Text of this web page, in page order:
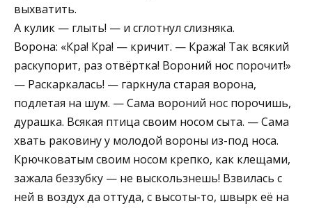
выхватить.
А кулик — глыть! — и сглотнул слизняка.
Ворона: «Кра! Кра! — кричит. — Кража! Так всякий
раскупорит, раз отвёртка! Вороний нос порочит!»
— Раскаркалась! — гаркнула старая ворона,
подлетая на шум. — Сама вороний нос порочишь,
дурашка. Всякая птица своим носом сыта. — Сама
хвать раковину у молодой вороны из-под носа.
Крючковатым своим носом крепко, как клещами,
зажала беззубку — не выскользнешь! Взвилась с
ней в воздух да оттуда, с высоты-то, швырк её на